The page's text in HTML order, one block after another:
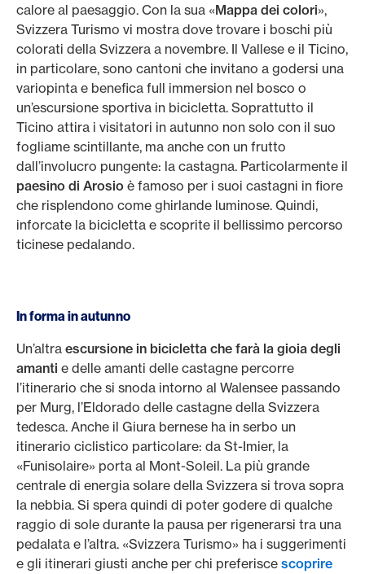
calore al paesaggio. Con la sua «Mappa dei colori»,
Svizzera Turismo vi mostra dove trovare i boschi più
colorati della Svizzera a novembre. Il Vallese e il Ticino,
in particolare, sono cantoni che invitano a godersi una
variopinta e benefica full immersion nel bosco o
un’escursione sportiva in bicicletta. Soprattutto il
Ticino attira i visitatori in autunno non solo con il suo
fogliame scintillante, ma anche con un frutto
dall’involucro pungente: la castagna. Particolarmente il
paesino di Arosio è famoso per i suoi castagni in fiore
che risplendono come ghirlande luminose. Quindi,
inforcate la bicicletta e scoprite il bellissimo percorso
ticinese pedalando.
In forma in autunno
Un’altra escursione in bicicletta che farà la gioia degli
amanti e delle amanti delle castagne percorre
l’itinerario che si snoda intorno al Walensee passando
per Murg, l’Eldorado delle castagne della Svizzera
tedesca. Anche il Giura bernese ha in serbo un
itinerario ciclistico particolare: da St-Imier, la
«Funisolaire» porta al Mont-Soleil. La più grande
centrale di energia solare della Svizzera si trova sopra
la nebbia. Si spera quindi di poter godere di qualche
raggio di sole durante la pausa per rigenerarsi tra una
pedalata e l’altra. «Svizzera Turismo» ha i suggerimenti
e gli itinerari giusti anche per chi preferisce scoprire